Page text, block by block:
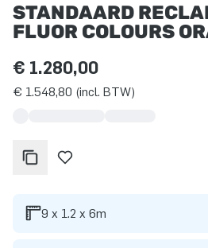
STANDAARD
FLUOR COLOURS
€ 1.280,00
€ 1.548,80 (incl. BTW)
9 x 1.2 x 6m